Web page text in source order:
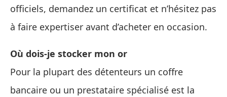
officiels, demandez un certificat et n’hésitez pas
à faire expertiser avant d’acheter en occasion.
Où dois-je stocker mon or
Pour la plupart des détenteurs un coffre
bancaire ou un prestataire spécialisé est la